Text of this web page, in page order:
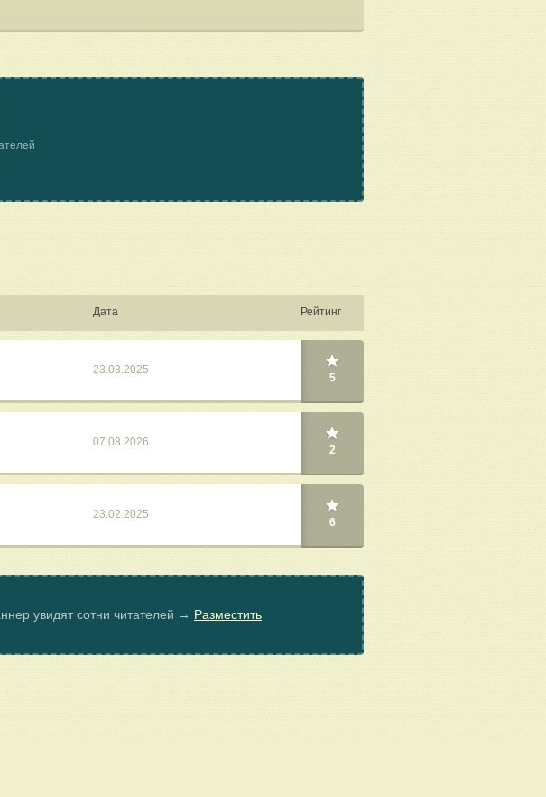
Дата Рейтинг
23.03.2025
5
07.08.2026
2
23.02.2025
6
увидят сотни читателей → Разместить